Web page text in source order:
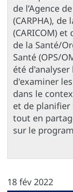
de l’Agence
(CARPHA),
(CARICOM)
de la Santé/
Santé (OPS/
été d'analyser
d'examiner
dans le
et de planifier
tout en
sur le
18 fév 2022